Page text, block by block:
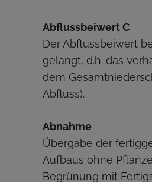
Abflussbeiwert C
Der Abflussbeiwert
gelangt, d.h. das
dem
Abfluss).
Abnahme
Übergabe der
Aufbaus ohne
Begrünung mit